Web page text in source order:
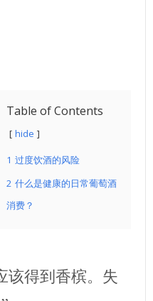
Table of Contents
hide
1 过度饮酒的风险
2 什么是健康的日常葡萄酒
消费？
该得到香槟。失